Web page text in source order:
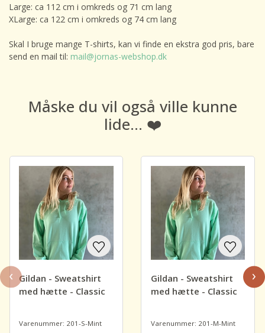
Large: ca 112 cm i omkreds og 71 cm lang
XLarge: ca 122 cm i omkreds og 74 cm lang
Skal I bruge mange T-shirts, kan vi finde en ekstra god pris, bare
send en mail til: mail@jornas-webshop.dk
Måske du vil også ville kunne
lide... ❤️
Gildan - Sweatshirt
med hætte - Classic
Varenummer: 201-S-Mint
Gildan - Sweatshirt
med hætte - Classic
Varenummer: 201-M-Mint
‹ ›